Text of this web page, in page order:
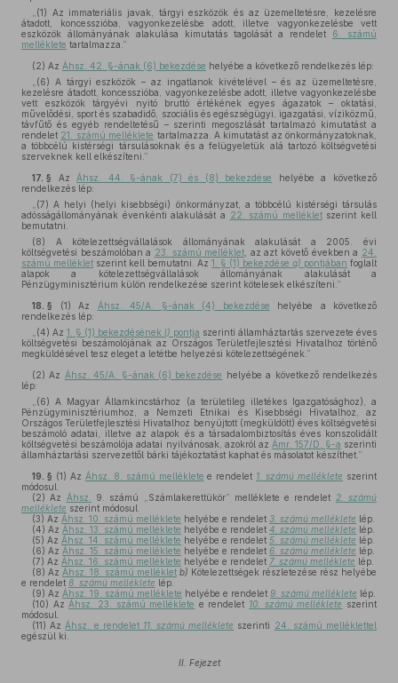
„(1) Az immateriális javak, tárgyi eszközök és az üzemeltetésre, kezelésre
átadott, koncesszióba, vagyonkezelésbe adott, illetve vagyonkezelésbe vett
eszközök állományának alakulása kimutatás tagolását a rendelet 6. számú
melléklete tartalmazza.”
(2) Az Áhsz. 42. §-ának (6) bekezdése helyébe a következő rendelkezés lép:
„(6) A tárgyi eszközök – az ingatlanok kivételével – és az üzemeltetésre,
kezelésre átadott, koncesszióba, vagyonkezelésbe adott, illetve vagyonkezelésbe
vett eszközök tárgyévi nyitó bruttó értékének egyes ágazatok – oktatási,
művelődési, sport és szabadidő, szociális és egészségügyi, igazgatási, víziközmű,
távfűtő és egyéb rendeltetésű – szerinti megoszlását tartalmazó kimutatást a
rendelet 21. számú melléklete tartalmazza. A kimutatást az önkormányzatoknak,
a többcélú kistérségi társulásoknak és a felügyeletük alá tartozó költségvetési
szerveknek kell elkészíteni.”
17. § Az Áhsz. 44. §-ának (7) és (8) bekezdése
helyébe a következő
rendelkezés lép:
„(7) A helyi (helyi kisebbségi) önkormányzat, a többcélú kistérségi társulás
adósságállományának évenkénti alakulását a 22. számú mellékletszerint kell
bemutatni.
(8) A kötelezettségvállalások állományának alakulását a 2005. évi
költségvetési beszámolóban a 23. számú melléklet , az azt követő években a 24.
számú melléklet szerint kell bemutatni. Az 1. § (1) bekezdése g) pontjában foglalt
alapok a kötelezettségvállalások állományának alakulását a
Pénzügyminisztérium külön rendelkezése szerint kötelesek elkészíteni.”
18. § (1) Az Áhsz. 45/A. §-ának (4) bekezdése helyébe a következő
rendelkezés lép:
„(4) Az 1. § (1) bekezdésének l) pontja szerinti államháztartás szervezete éves
költségvetési beszámolójának az Országos Területfejlesztési Hivatalhoz történő
megküldésével tesz eleget a letétbe helyezési kötelezettségének.”
(2) Az Áhsz. 45/A. §-ának (6) bekezdése helyébe a következő rendelkezés
lép:
„(6) A Magyar Államkincstárhoz (a területileg illetékes Igazgatósághoz), a
Pénzügyminisztériumhoz, a Nemzeti Etnikai és Kisebbségi Hivatalhoz, az
Országos Területfejlesztési Hivatalhoz benyújtott (megküldött) éves költségvetési
beszámoló adatai, illetve az alapok és a társadalombiztosítás éves konszolidált
költségvetési beszámolója adatai nyilvánosak, azokról az Ámr. 157/D. §-a szerinti
államháztartási szervezettől bárki tájékoztatást kaphat és másolatot készíthet.”
19. § (1) Az Áhsz. 8. számú melléklete e rendelet 1. számú melléklete szerint
módosul.
(2) Az Áhsz. 9. számú „Számlakerettükör” melléklete e rendelet 2. számú
melléklete szerint módosul.
(3) Az Áhsz. 10. számú melléklete helyébe e rendelet 3. számú melléklete lép.
(4) Az Áhsz. 13. számú melléklete helyébe e rendelet 4. számú melléklete lép.
(5) Az Áhsz. 14. számú melléklete helyébe e rendelet 5. számú melléklete lép.
(6) Az Áhsz. 15. számú melléklete helyébe e rendelet 6. számú melléklete lép.
(7) Az Áhsz. 16. számú melléklete helyébe e rendelet 7. számú melléklete lép.
(8) Az Áhsz. 18. számú melléklet b) Kötelezettségek részletezése rész helyébe
e rendelet 8. számú melléklete lép.
(9) Az Áhsz. 19. számú melléklete helyébe e rendelet 9. számú melléklete lép.
(10) Az Áhsz. 23. számú melléklete e rendelet 10. számú melléklete szerint
módosul.
(11) Az Áhsz. e rendelet 11. számú melléklete szerinti 24. számú melléklettel
egészül ki.
II. Fejezet